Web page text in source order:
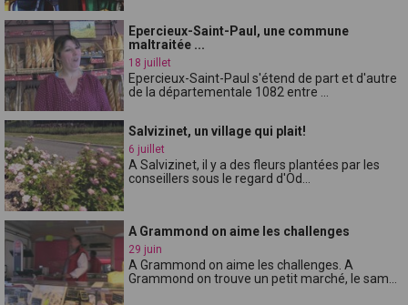
Epercieux-Saint-Paul, une commune
maltraitée ...
18 juillet
Epercieux-Saint-Paul s'étend de part et d'autre
de la départementale 1082 entre ...
Salvizinet, un village qui plait!
6 juillet
A Salvizinet, il y a des fleurs plantées par les
conseillers sous le regard d'Od...
A Grammond on aime les challenges
29 juin
A Grammond on aime les challenges. A
Grammond on trouve un petit marché, le sam...